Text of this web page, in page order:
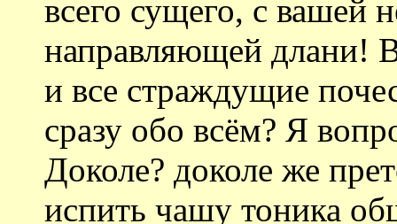
всего сущего, с вашей
направляющей длани!
и все страждущие
сразу обо всём? Я
Доколе? доколе же
испить чашу тоника